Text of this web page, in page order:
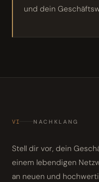
und dein
VI NACHKLANG
Stell dir vor, dein
einem lebendigen
an neuen und